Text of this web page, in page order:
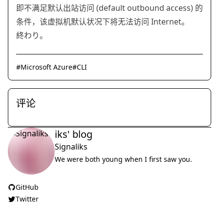
即不满足默认出站访问 (default outbound access) 的
条件，该虚拟机默认状况下将无法访问 Internet。
終わり。
#Microsoft Azure#CLI
评论
iks' blog
Signaliks
We were both young when I first saw you.
GitHub
Twitter